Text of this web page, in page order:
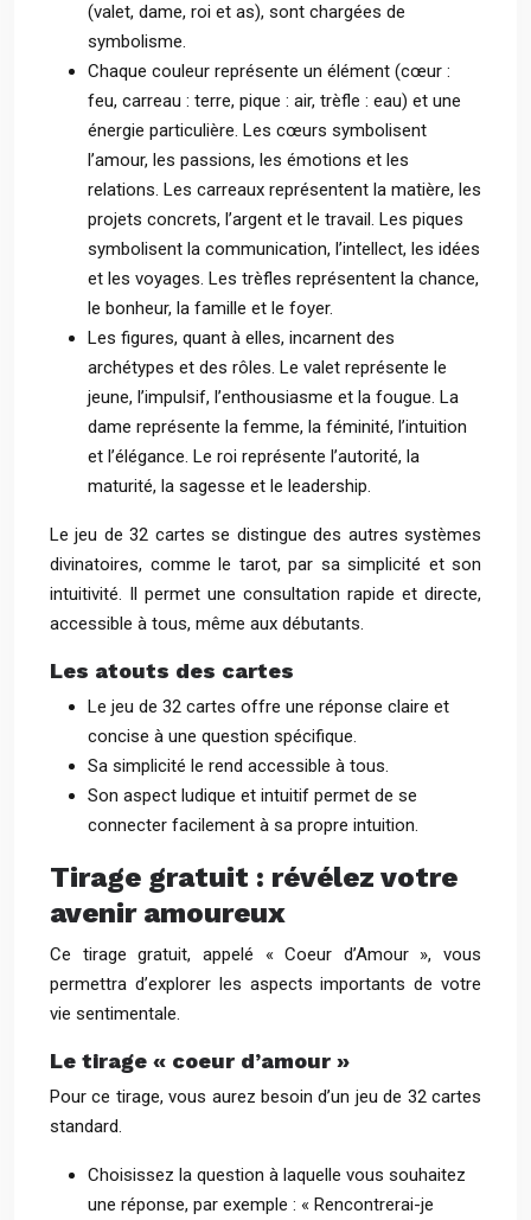
(valet, dame, roi et as), sont chargées de
symbolisme.
Chaque couleur représente un élément (cœur :
feu, carreau : terre, pique : air, trèfle : eau) et une
énergie particulière. Les cœurs symbolisent
l’amour, les passions, les émotions et les
relations. Les carreaux représentent la matière, les
projets concrets, l’argent et le travail. Les piques
symbolisent la communication, l’intellect, les idées
et les voyages. Les trèfles représentent la chance,
le bonheur, la famille et le foyer.
Les figures, quant à elles, incarnent des
archétypes et des rôles. Le valet représente le
jeune, l’impulsif, l’enthousiasme et la fougue. La
dame représente la femme, la féminité, l’intuition
et l’élégance. Le roi représente l’autorité, la
maturité, la sagesse et le leadership.
Le jeu de 32 cartes se distingue des autres systèmes
divinatoires, comme le tarot, par sa simplicité et son
intuitivité. Il permet une consultation rapide et directe,
accessible à tous, même aux débutants.
Les atouts des cartes
Le jeu de 32 cartes offre une réponse claire et
concise à une question spécifique.
Sa simplicité le rend accessible à tous.
Son aspect ludique et intuitif permet de se
connecter facilement à sa propre intuition.
Tirage gratuit : révélez votre
avenir amoureux
Ce tirage gratuit, appelé « Coeur d’Amour », vous
permettra d’explorer les aspects importants de votre
vie sentimentale.
Le tirage « coeur d’amour »
Pour ce tirage, vous aurez besoin d’un jeu de 32 cartes
standard.
Choisissez la question à laquelle vous souhaitez
une réponse, par exemple : « Rencontrerai-je